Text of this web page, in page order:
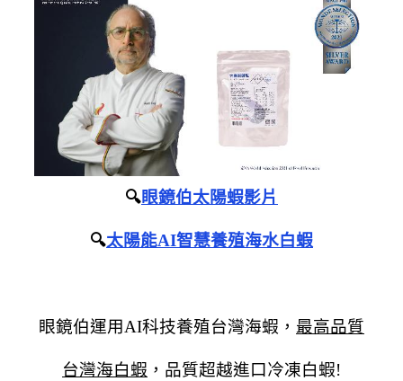
🔍眼鏡伯太陽蝦影片
🔍太陽能AI智慧養殖海水白蝦
眼鏡伯運用AI科技養殖台灣海蝦， 最高品質
台灣海白蝦 ，品質超越進口冷凍白蝦!